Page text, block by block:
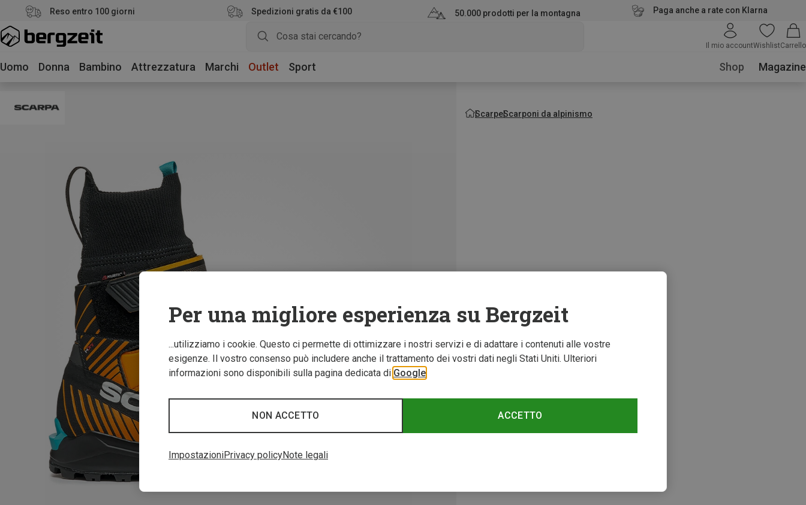
Reso entro 100 giorni Spedizioni gratis da €100 50.000 prodotti per la montagna Paga anche a rate con Klarna
Il mio accountWishlistCarrello
Uomo Donna Bambino Attrezzatura Marchi Outlet Sport Shop Magazine
ScarpeScarponi da alpinismo
Per una migliore esperienza su Bergzeit
...utilizziamo i cookie. Questo ci permette di ottimizzare i nostri servizi e di adattare i contenuti alle vostre
esigenze. Il vostro consenso può includere anche il trattamento dei vostri dati negli Stati Uniti. Ulteriori
informazioni sono disponibili sulla pagina dedicata di Google
ACCETTO
NON ACCETTO
ImpostazioniPrivacy policyNote legali